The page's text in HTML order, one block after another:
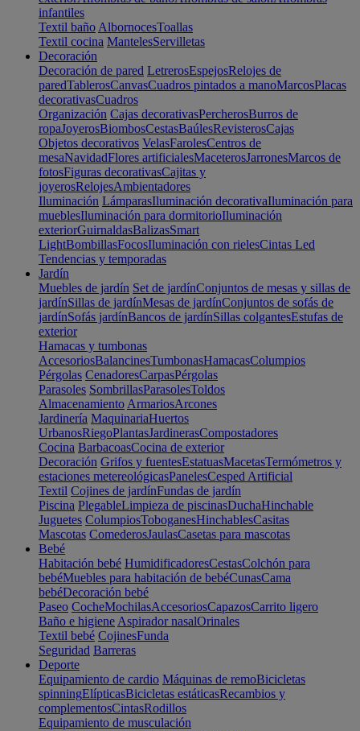
infantiles
Textil baño AlbornocesToallas
Textil cocina MantelesServilletas
Decoración
Decoración de pared LetrerosEspejosRelojes de
paredTablerosCanvasCuadros pintados a manoMarcosPlacas
decorativasCuadros
Organización Cajas decorativasPercherosBurros de
ropaJoyerosBiombosCestasBaúlesRevisterosCajas
Objetos decorativos VelasFarolesCentros de
mesaNavidadFlores artificialesMaceterosJarronesMarcos de
fotosFiguras decorativasCajitas y
joyerosRelojesAmbientadores
Iluminación LámparasIluminación decorativaIluminación para
mueblesIluminación para dormitorioIluminación
exteriorGuirnaldasBalizasSmart
LightBombillasFocosIluminación con rielesCintas Led
Tendencias y temporadas
Jardín
Muebles de jardín Set de jardínConjuntos de mesas y sillas de
jardínSillas de jardínMesas de jardínConjuntos de sofás de
jardínSofás jardínBancos de jardínSillas colgantesEstufas de
exterior
Hamacas y tumbonas
AccesoriosBalancinesTumbonasHamacasColumpios
Pérgolas CenadoresCarpasPérgolas
Parasoles SombrillasParasolesToldos
Almacenamiento ArmariosArcones
Jardinería MaquinariaHuertos
UrbanosRiegoPlantasJardinerasCompostadores
Cocina BarbacoasCocina de exterior
Decoración Grifos y fuentesEstatuasMacetasTermómetros y
estaciones metereológicasPanelesCesped Artificial
Textil Cojines de jardínFundas de jardín
Piscina PlegableLimpieza de piscinasDuchaHinchable
Juguetes ColumpiosToboganesHinchablesCasitas
Mascotas ComederosJaulasCasetas para mascotas
Bebé
Habitación bebé HumidificadoresCestasColchón para
bebéMuebles para habitación de bebéCunasCama
bebéDecoración bebé
Paseo CocheMochilasAccesoriosCapazosCarrito ligero
Baño e higiene Aspirador nasalOrinales
Textil bebé CojinesFunda
Seguridad Barreras
Deporte
Equipamiento de cardio Máquinas de remoBicicletas
spinningElípticasBicicletas estáticasRecambios y
complementosCintasRodillos
Equipamiento de musculación